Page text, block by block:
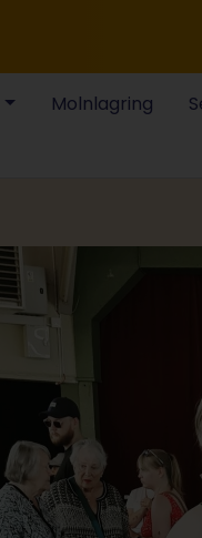
Molnlagring